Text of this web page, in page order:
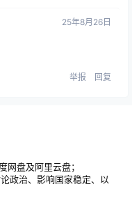
25年8月26日
举报 回复
网盘及阿里云盘；
政治、影响国家稳定、以